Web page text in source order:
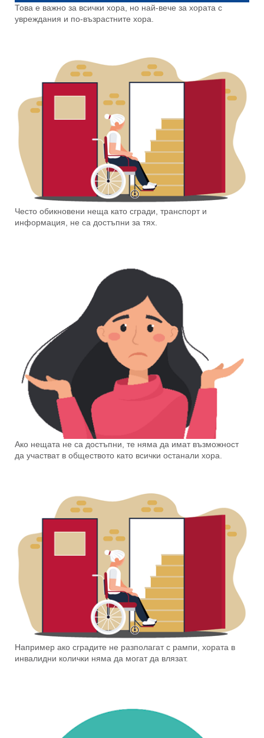
Това е важно за всички хора, но най-вече за хората с
увреждания и по-възрастните хора.
Често обикновени неща като сгради, транспорт и
информация, не са достъпни за тях.
Ако нещата не са достъпни, те няма да имат възможност
да участват в обществото като всички останали хора.
Например ако сградите не разполагат с рампи, хората в
инвалидни колички няма да могат да влязат.